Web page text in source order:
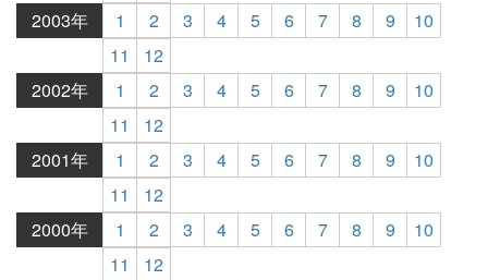
2003年
1 2 3 4 5 6 7 8 9
10
11
12
2002年
1 2 3 4 5 6 7 8 9
10
11
12
2001年
1 2 3 4 5 6 7 8 9
10
11
12
2000年
1 2 3 4 5 6 7 8 9
10
11
12